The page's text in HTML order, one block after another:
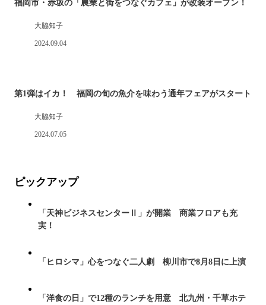
福岡市・赤坂の「農業と街をつなぐカフェ」が改装オープン！
大脇知子
2024.09.04
第1弾はイカ！ 福岡の旬の魚介を味わう通年フェアがスタート
大脇知子
2024.07.05
ピックアップ
「天神ビジネスセンターⅡ」が開業 商業フロアも充
実！
「ヒロシマ」心をつなぐ二人劇 柳川市で8月8日に上演
「洋食の日」で12種のランチを用意 北九州・千草ホテ